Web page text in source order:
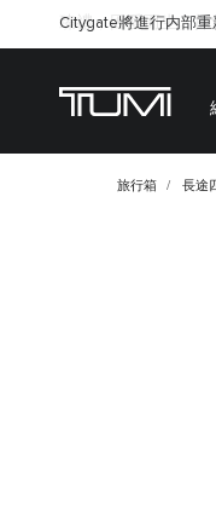
Citygate將進行内部
旅行箱 長途